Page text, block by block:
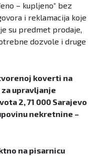
– kupljeno“ bez
i reklamacija koje
su predmet prodaje,
dozvole i druge
koverti na
upravljanje
2, 71 000 Sarajevo
nekretnine –
na pisarnicu